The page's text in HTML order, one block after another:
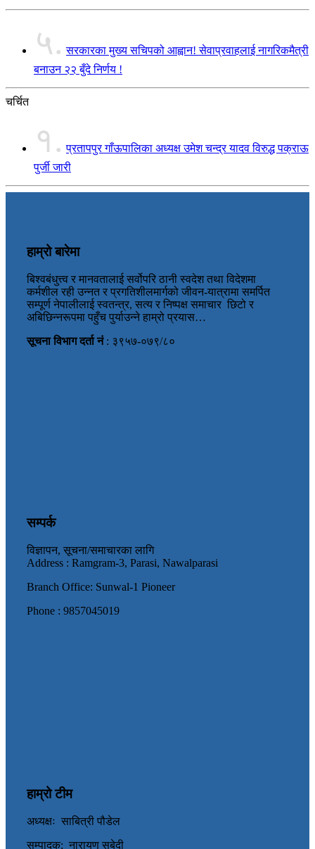
५. सरकारका मुख्य सचिपको आह्वान! सेवाप्रवाहलाई नागरिकमैत्री
बनाउन २२ बुँदे निर्णय !
चर्चित
१. प्रतापपुर गाँऊपालिका अध्यक्ष उमेश चन्द्र यादव विरुद्ध पक्राऊ
पुर्जी जारी
हाम्रो बारेमा
बिश्वबंधुत्त्व र मानवतालाई सर्वोपरि ठानी स्वदेश तथा विदेशमा
कर्मशील रही उन्नत र प्रगतिशीलमार्गको जीवन-यात्रामा समर्पित
सम्पूर्ण नेपालीलाई स्वतन्त्र, सत्य र निष्पक्ष समाचार छिटो र
अबिछिन्नरूपमा पहुँच पुर्याउन्ने हाम्रो प्रयास…
सूचना विभाग दर्ता नं: ३९५७-०७९/८०
सम्पर्क
विज्ञापन, सूचना/समाचारका लागि
Address : Ramgram-3, Parasi, Nawalparasi
Branch Office: Sunwal-1 Pioneer
Phone : 9857045019
हाम्रो टीम
अध्यक्षः साबित्री पौडेल
सम्पादक: नारायण सुबेदी